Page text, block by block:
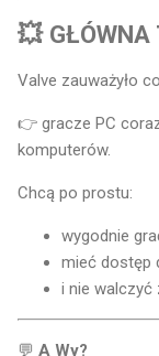
💥 GŁÓWNA
Valve zauważyło
👉 gracze PC
komputerów.
Chcą po prostu:
wygodnie
mieć dostęp
i nie walczyć
💬 A Wy?